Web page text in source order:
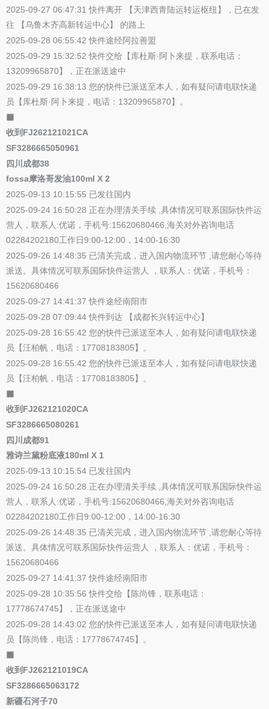
2025-09-27 06:47:31 快件离开 【天津西青陆运转运枢纽】，已在发
往 【乌鲁木齐高新转运中心】 的路上
2025-09-28 06:55:42 快件途经阿拉善盟
2025-09-29 15:32:52 快件交给【库杜斯·阿卜来提，联系电话：
13209965870】，正在派送途中
2025-09-29 16:38:13 您的快件已派送至本人，如有疑问请电联快递
员【库杜斯·阿卜来提，电话：13209965870】。
收到FJ262121021CA
SF3286665050961
四川成都38
fossa摩洛哥发油100ml X 2
2025-09-13 10:15:55 已发往国内
2025-09-24 16:50:28 正在办理清关手续 ,具体情况可联系国际快件运
营人，联系人:优诺，手机号:15620680466,海关对外咨询电话
02284202180工作日9:00-12:00，14:00-16:30
2025-09-26 14:48:35 已清关完成，进入国内物流环节 ,请您耐心等待
派送。具体情况可联系国际快件运营人 ，联系人：优诺，手机号：
15620680466
2025-09-27 14:41:37 快件途经南阳市
2025-09-28 07:09:44 快件到达 【成都长兴转运中心】
2025-09-28 16:55:42 您的快件已派送至本人，如有疑问请电联快递
员【汪柏帆，电话：17708183805】。
2025-09-28 16:55:42 您的快件已派送至本人，如有疑问请电联快递
员【汪柏帆，电话：17708183805】。
收到FJ262121020CA
SF3286665080261
四川成都91
雅诗兰黛粉底液180ml X 1
2025-09-13 10:15:54 已发往国内
2025-09-24 16:50:28 正在办理清关手续 ,具体情况可联系国际快件运
营人，联系人:优诺，手机号:15620680466,海关对外咨询电话
02284202180工作日9:00-12:00，14:00-16:30
2025-09-26 14:48:35 已清关完成，进入国内物流环节 ,请您耐心等待
派送。具体情况可联系国际快件运营人 ，联系人：优诺，手机号：
15620680466
2025-09-27 14:41:37 快件途经南阳市
2025-09-28 10:35:56 快件交给【陈尚锋，联系电话：
17778674745】，正在派送途中
2025-09-28 14:43:02 您的快件已派送至本人，如有疑问请电联快递
员【陈尚锋，电话：17778674745】。
收到FJ262121019CA
SF3286665063172
新疆石河子70